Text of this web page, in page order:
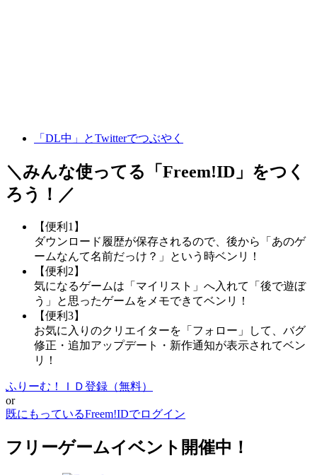
「DL中」とTwitterでつぶやく
＼みんな使ってる「 Freem!ID 」をつく
ろう！／
【便利1】
ダウンロード履歴が保存されるので、後から「あのゲ
ームなんて名前だっけ？」という時ベンリ！
【便利2】
気になるゲームは「マイリスト」へ入れて「後で遊ぼ
う」と思ったゲームをメモできてベンリ！
【便利3】
お気に入りのクリエイターを「フォロー」して、バグ
修正・追加アップデート・新作通知が表示されてベン
リ！
ふりーむ！ＩＤ登録（無料）
or
既にもっているFreem!IDでログイン
フリーゲームイベント開催中！